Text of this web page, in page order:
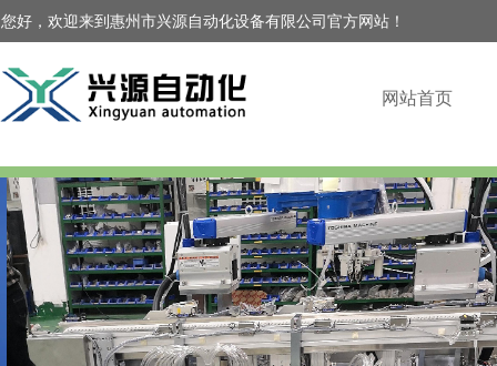
您好，欢迎来到惠州市兴源自动化设备有限公司官方网站！
网站首页